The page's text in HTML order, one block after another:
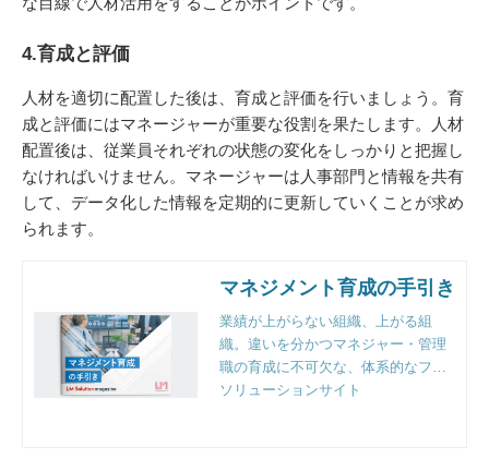
4.育成と評価
人材を適切に配置した後は、育成と評価を行いましょう。育
成と評価にはマネージャーが重要な役割を果たします。人材
配置後は、従業員それぞれの状態の変化をしっかりと把握し
なければいけません。マネージャーは人事部門と情報を共有
して、データ化した情報を定期的に更新していくことが求め
られます。
マネジメント育成の手引き
業績が上がらない組織、上がる組
織。違いを分かつマネジャー・管理
職の育成に不可欠な、体系的なフレ
ームワークと実践のポイントとは。
ソリューションサイト